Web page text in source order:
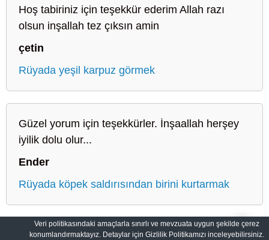
Hoş tabiriniz için teşekkür ederim Allah razı
olsun inşallah tez çıksın amin
çetin
Rüyada yeşil karpuz görmek
Güzel yorum için teşekkürler. İnşaallah herşey
iyilik dolu olur...
Ender
Rüyada köpek saldırısından birini kurtarmak
Sahih Rüyalar: Rüyaların Dilini Öğrenin Gizlilik Politikası
Veri politikasındaki amaçlarla sınırlı ve mevzuata uygun şekilde çerez
konumlandırmaktayız. Detaylar için Gizlilik Politikamızı inceleyebilirsiniz.